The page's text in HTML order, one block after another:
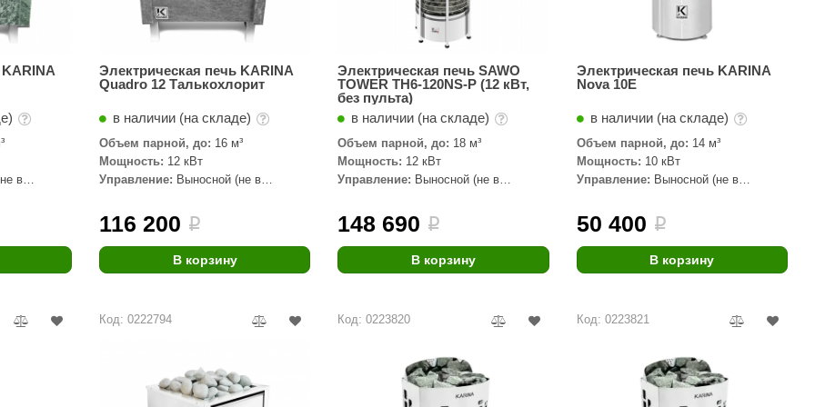
в
Электрическая печь KARINA
Quadro 12 Талькохлорит
в наличии (на складе)
Объем парной, до: 16 м³
Мощность: 12 кВт
Управление: Выносной (не в
116 200 i
В корзину
Электрическая печь SAWO
TOWER TH6-120NS-P (12 кВт,
без пульта)
в наличии (на складе)
Объем парной, до: 18 м³
Мощность: 12 кВт
Управление: Выносной (не в
148 690 i
В корзину
Электрическая печь KARINA
Nova 10E
в наличии (на складе)
Объем парной, до: 14 м³
Мощность: 10 кВт
Управление: Выносной (не в
50 400 i
В корзину
Код: 0222794 Код: 0223820 Код: 0223821